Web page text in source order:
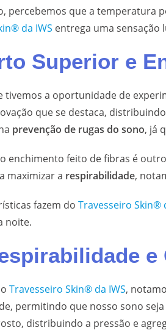
percebemos que a temperatura
da IWS entrega uma
Superior e
tivemos a oportunidade de
que se destaca,
prevenção de rugas do sono, já
enchimento feito de fibras é
maximizar a respirabilidade,
fazem do Travesseiro Skin®
noite.
Travesseiro Skin® da IWS,
permitindo que nosso sono
distribuindo a pressão e